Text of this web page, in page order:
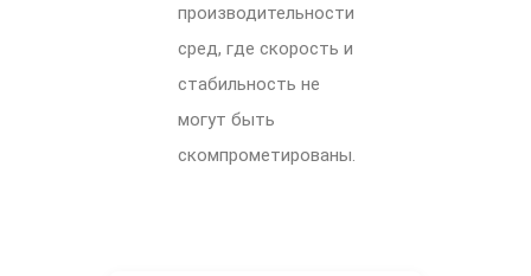
производительности
сред, где скорость и
стабильность не
могут быть
скомпрометированы.